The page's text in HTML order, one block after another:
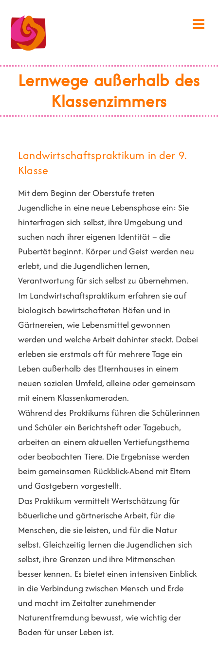
Lernwege außerhalb des
Klassenzimmers
Landwirtschaftspraktikum in der 9.
Klasse
Mit dem Beginn der Oberstufe treten
Jugendliche in eine neue Lebensphase ein: Sie
hinterfragen sich selbst, ihre Umgebung und
suchen nach ihrer eigenen Identität – die
Pubertät beginnt. Körper und Geist werden neu
erlebt, und die Jugendlichen lernen,
Verantwortung für sich selbst zu übernehmen.
Im Landwirtschaftspraktikum erfahren sie auf
biologisch bewirtschafteten Höfen und in
Gärtnereien, wie Lebensmittel gewonnen
werden und welche Arbeit dahinter steckt. Dabei
erleben sie erstmals oft für mehrere Tage ein
Leben außerhalb des Elternhauses in einem
neuen sozialen Umfeld, alleine oder gemeinsam
mit einem Klassenkameraden.
Während des Praktikums führen die Schülerinnen
und Schüler ein Berichtsheft oder Tagebuch,
arbeiten an einem aktuellen Vertiefungsthema
oder beobachten Tiere. Die Ergebnisse werden
beim gemeinsamen Rückblick-Abend mit Eltern
und Gastgebern vorgestellt.
Das Praktikum vermittelt Wertschätzung für
bäuerliche und gärtnerische Arbeit, für die
Menschen, die sie leisten, und für die Natur
selbst. Gleichzeitig lernen die Jugendlichen sich
selbst, ihre Grenzen und ihre Mitmenschen
besser kennen. Es bietet einen intensiven Einblick
in die Verbindung zwischen Mensch und Erde
und macht im Zeitalter zunehmender
Naturentfremdung bewusst, wie wichtig der
Boden für unser Leben ist.